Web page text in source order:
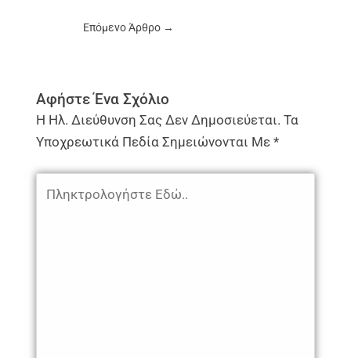
Επόμενο Άρθρο →
Αφήστε Ένα Σχόλιο
Η Ηλ. Διεύθυνση Σας Δεν Δημοσιεύεται. Τα
Υποχρεωτικά Πεδία Σημειώνονται Με *